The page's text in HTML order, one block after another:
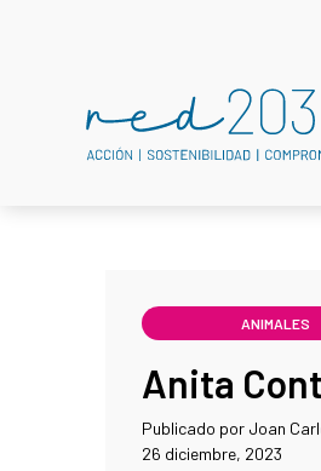
ANIMALES
Anita
Publicado por Joan
26 diciembre, 2023